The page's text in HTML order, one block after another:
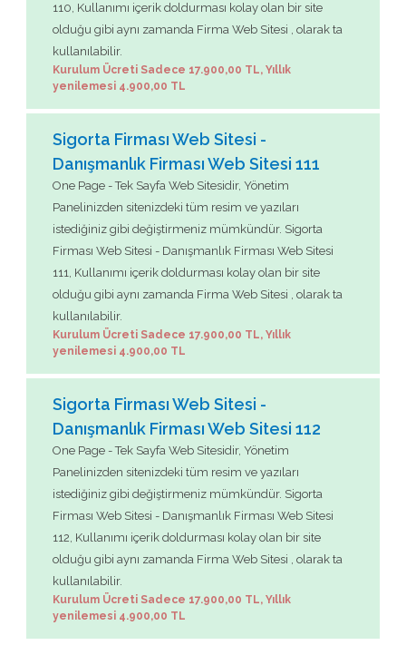
110, Kullanımı içerik doldurması kolay olan bir site
olduğu gibi aynı zamanda Firma Web Sitesi , olarak ta
kullanılabilir.
Kurulum Ücreti Sadece 17.900,00 TL, Yıllık
yenilemesi 4.900,00 TL
Sigorta Firması Web Sitesi -
Danışmanlık Firması Web Sitesi 111
One Page - Tek Sayfa Web Sitesidir, Yönetim
Panelinizden sitenizdeki tüm resim ve yazıları
istediğiniz gibi değiştirmeniz mümkündür. Sigorta
Firması Web Sitesi - Danışmanlık Firması Web Sitesi
111, Kullanımı içerik doldurması kolay olan bir site
olduğu gibi aynı zamanda Firma Web Sitesi , olarak ta
kullanılabilir.
Kurulum Ücreti Sadece 17.900,00 TL, Yıllık
yenilemesi 4.900,00 TL
Sigorta Firması Web Sitesi -
Danışmanlık Firması Web Sitesi 112
One Page - Tek Sayfa Web Sitesidir, Yönetim
Panelinizden sitenizdeki tüm resim ve yazıları
istediğiniz gibi değiştirmeniz mümkündür. Sigorta
Firması Web Sitesi - Danışmanlık Firması Web Sitesi
112, Kullanımı içerik doldurması kolay olan bir site
olduğu gibi aynı zamanda Firma Web Sitesi , olarak ta
kullanılabilir.
Kurulum Ücreti Sadece 17.900,00 TL, Yıllık
yenilemesi 4.900,00 TL